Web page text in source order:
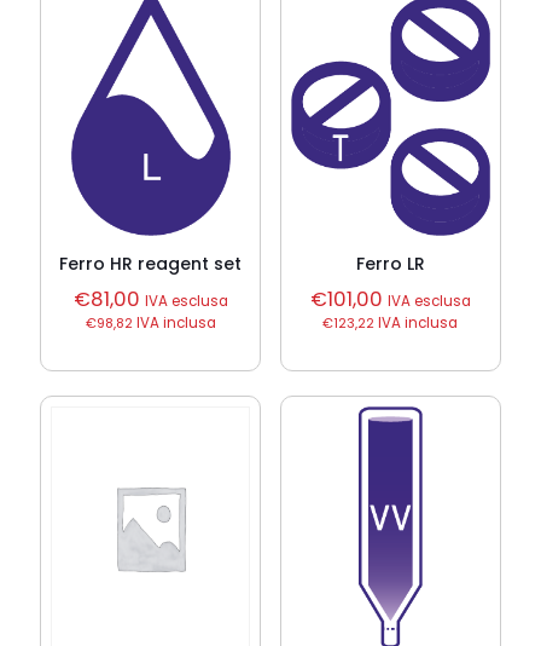
Ferro HR reagent set
€81,00 IVA esclusa
€98,82IVA inclusa
Ferro LR
€101,00 IVA esclusa
€123,22IVA inclusa